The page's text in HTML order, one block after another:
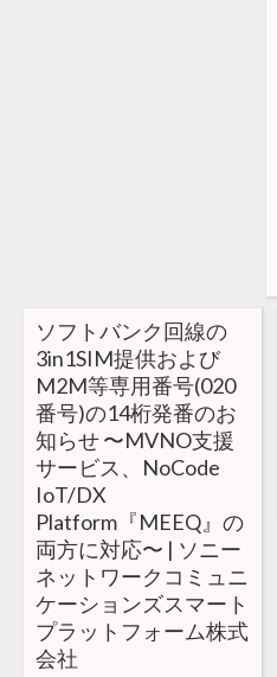
ソフトバンク回線の
3in1SIM提供および
M2M等専用番号(020
番号)の14桁発番のお
知らせ 〜MVNO支援
サービス、NoCode
IoT/DX
Platform『MEEQ』の
両方に対応〜 | ソニー
ネットワークコミュニ
ケーションズスマート
プラットフォーム株式
会社